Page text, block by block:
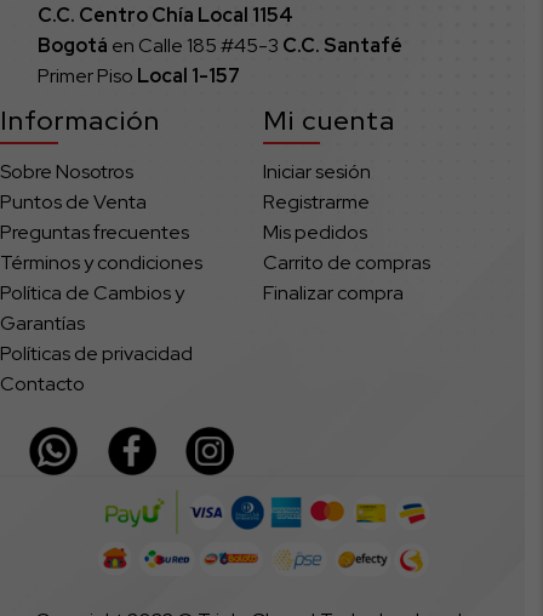
C.C. Centro Chía Local 1154
Bogotá en Calle 185 #45-3 C.C. Santafé
Primer Piso Local 1-157
Información
Sobre Nosotros
Puntos de Venta
Preguntas frecuentes
Términos y condiciones
Política de Cambios y
Garantías
Políticas de privacidad
Contacto
Mi cuenta
Iniciar sesión
Registrarme
Mis pedidos
Carrito de compras
Finalizar compra